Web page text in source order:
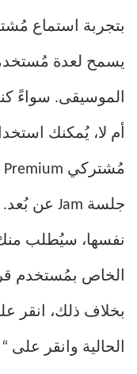
بتجربة استماع
يسمح لعدة
أم لا، يُمكنك
الخاص بمُستخدم
بخلاف ذلك، انقر